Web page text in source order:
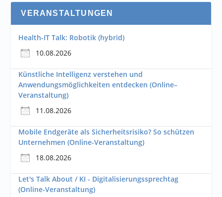
VERANSTALTUNGEN
Health-IT Talk: Robotik (hybrid)
10.08.2026
Künstliche Intelligenz verstehen und
Anwendungsmöglichkeiten entdecken (Online–
Veranstaltung)
11.08.2026
Mobile Endgeräte als Sicherheitsrisiko? So schützen
Unternehmen (Online-Veranstaltung)
18.08.2026
Let's Talk About / KI - Digitalisierungssprechtag
(Online-Veranstaltung)